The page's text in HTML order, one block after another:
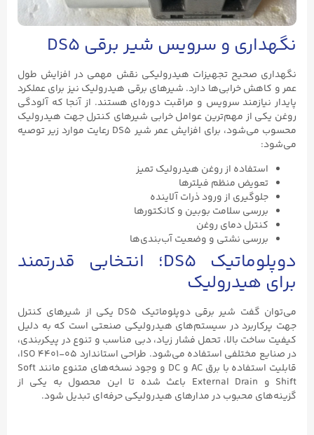
نگهداری و سرویس شیر برقی DS5
نگهداری صحیح تجهیزات هیدرولیکی نقش مهمی در افزایش طول
عمر و کاهش خرابی‌ها دارد. شیرهای برقی هیدرولیک نیز برای عملکرد
پایدار نیازمند سرویس و مراقبت دوره‌ای هستند. از آنجا که آلودگی
روغن یکی از مهم‌ترین عوامل خرابی شیرهای کنترل جهت هیدرولیک
محسوب می‌شود، برای افزایش عمر شیر DS5 رعایت موارد زیر توصیه
می‌شود:
استفاده از روغن هیدرولیک تمیز
تعویض منظم فیلترها
جلوگیری از ورود ذرات آلاینده
بررسی سلامت بوبین و کانکتورها
کنترل دمای روغن
بررسی نشتی و وضعیت آب‌بندی‌ها
دوپلوماتیک DS5؛ انتخابی قدرتمند
برای هیدرولیک
می‌توان گفت شیر برقی دوپلوماتیک DS5 یکی از شیرهای کنترل
جهت پرکاربرد در سیستم‌های هیدرولیکی صنعتی است که به دلیل
کیفیت ساخت بالا، تحمل فشار زیاد، دبی مناسب و تنوع در پیکربندی،
در صنایع مختلفی استفاده می‌شود. طراحی استاندارد ISO ۴۴۰۱-۰۵،
قابلیت استفاده با برق AC و DC و وجود نسخه‌های متنوع مانند Soft
Shift و External Drain باعث شده تا این محصول به یکی از
گزینه‌های محبوب در مدارهای هیدرولیکی حرفه‌ای تبدیل شود.